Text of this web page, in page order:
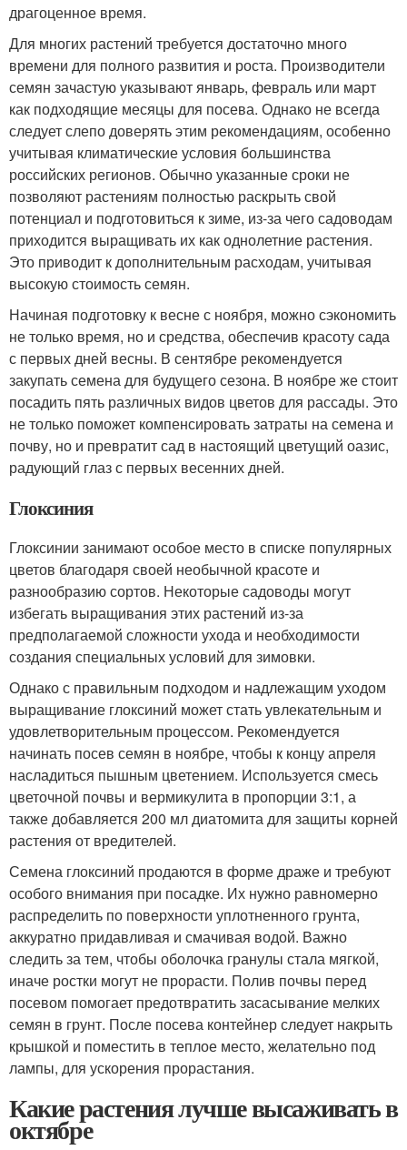
драгоценное время.
Для многих растений требуется достаточно много
времени для полного развития и роста. Производители
семян зачастую указывают январь, февраль или март
как подходящие месяцы для посева. Однако не всегда
следует слепо доверять этим рекомендациям, особенно
учитывая климатические условия большинства
российских регионов. Обычно указанные сроки не
позволяют растениям полностью раскрыть свой
потенциал и подготовиться к зиме, из-за чего садоводам
приходится выращивать их как однолетние растения.
Это приводит к дополнительным расходам, учитывая
высокую стоимость семян.
Начиная подготовку к весне с ноября, можно сэкономить
не только время, но и средства, обеспечив красоту сада
с первых дней весны. В сентябре рекомендуется
закупать семена для будущего сезона. В ноябре же стоит
посадить пять различных видов цветов для рассады. Это
не только поможет компенсировать затраты на семена и
почву, но и превратит сад в настоящий цветущий оазис,
радующий глаз с первых весенних дней.
Глоксиния
Глоксинии занимают особое место в списке популярных
цветов благодаря своей необычной красоте и
разнообразию сортов. Некоторые садоводы могут
избегать выращивания этих растений из-за
предполагаемой сложности ухода и необходимости
создания специальных условий для зимовки.
Однако с правильным подходом и надлежащим уходом
выращивание глоксиний может стать увлекательным и
удовлетворительным процессом. Рекомендуется
начинать посев семян в ноябре, чтобы к концу апреля
насладиться пышным цветением. Используется смесь
цветочной почвы и вермикулита в пропорции 3:1, а
также добавляется 200 мл диатомита для защиты корней
растения от вредителей.
Семена глоксиний продаются в форме драже и требуют
особого внимания при посадке. Их нужно равномерно
распределить по поверхности уплотненного грунта,
аккуратно придавливая и смачивая водой. Важно
следить за тем, чтобы оболочка гранулы стала мягкой,
иначе ростки могут не прорасти. Полив почвы перед
посевом помогает предотвратить засасывание мелких
семян в грунт. После посева контейнер следует накрыть
крышкой и поместить в теплое место, желательно под
лампы, для ускорения прорастания.
Какие растения лучше высаживать в
октябре